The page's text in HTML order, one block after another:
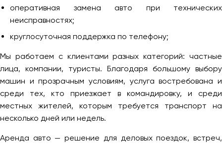
оперативная замена авто при технических
неисправностях;
круглосуточная поддержка по телефону;
Мы работаем с клиентами разных категорий: частные
лица, компании, туристы. Благодаря большому выбору
машин и прозрачным условиям, услуга востребована и
среди тех, кто приезжает в командировку, и среди
местных жителей, которым требуется транспорт на
несколько дней или недель.
Аренда авто — решение для деловых поездок, встреч,